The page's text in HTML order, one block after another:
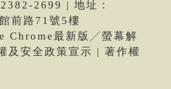
2699 | 地址：
前路71號5樓
Chrome最新版╱螢幕解
及安全政策宣示 | 著作權